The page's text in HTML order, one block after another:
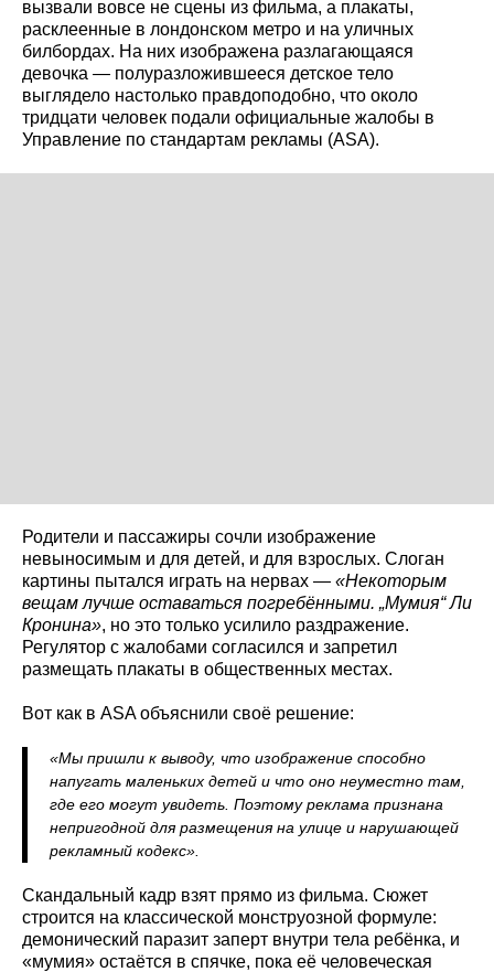
вызвали вовсе не сцены из фильма, а плакаты,
расклеенные в лондонском метро и на уличных
билбордах. На них изображена разлагающаяся
девочка — полуразложившееся детское тело
выглядело настолько правдоподобно, что около
тридцати человек подали официальные жалобы в
Управление по стандартам рекламы (ASA).
Родители и пассажиры сочли изображение
невыносимым и для детей, и для взрослых. Слоган
картины пытался играть на нервах — «Некоторым
вещам лучше оставаться погребёнными. „Мумия“ Ли
Кронина», но это только усилило раздражение.
Регулятор с жалобами согласился и запретил
размещать плакаты в общественных местах.
Вот как в ASA объяснили своё решение:
«Мы пришли к выводу, что изображение способно
напугать маленьких детей и что оно неуместно там,
где его могут увидеть. Поэтому реклама признана
непригодной для размещения на улице и нарушающей
рекламный кодекс».
Скандальный кадр взят прямо из фильма. Сюжет
строится на классической монструозной формуле:
демонический паразит заперт внутри тела ребёнка, и
«мумия» остаётся в спячке, пока её человеческая